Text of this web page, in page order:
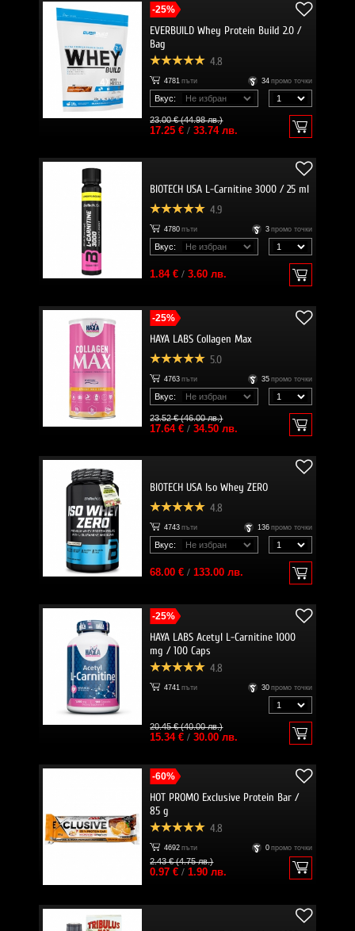
-25%
EVERBUILD Whey Protein Build 2.0 /
Bag
4.8
4781 пъти 34 промо точки
Вкус:
23.00 € (44.98 лв.)
17.25 €/ 33.74 лв.
BIOTECH USA L-Carnitine 3000 / 25 ml
4.9
4780 пъти 3 промо точки
Вкус:
1.84 €/ 3.60 лв.
-25%
HAYA LABS Collagen Max
5.0
4763 пъти 35 промо точки
Вкус:
23.52 € (46.00 лв.)
17.64 €/ 34.50 лв.
BIOTECH USA Iso Whey ZERO
4.8
4743 пъти 136 промо точки
Вкус:
68.00 €/ 133.00 лв.
-25%
HAYA LABS Acetyl L-Carnitine 1000
mg / 100 Caps
4.8
4741 пъти 30 промо точки
20.45 € (40.00 лв.)
15.34 €/ 30.00 лв.
-60%
HOT PROMO Exclusive Protein Bar /
85 g
4.8
4692 пъти 0 промо точки
2.43 € (4.75 лв.)
0.97 €/ 1.90 лв.